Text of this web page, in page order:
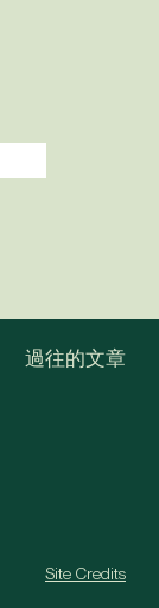
過往的文章
Site Credits